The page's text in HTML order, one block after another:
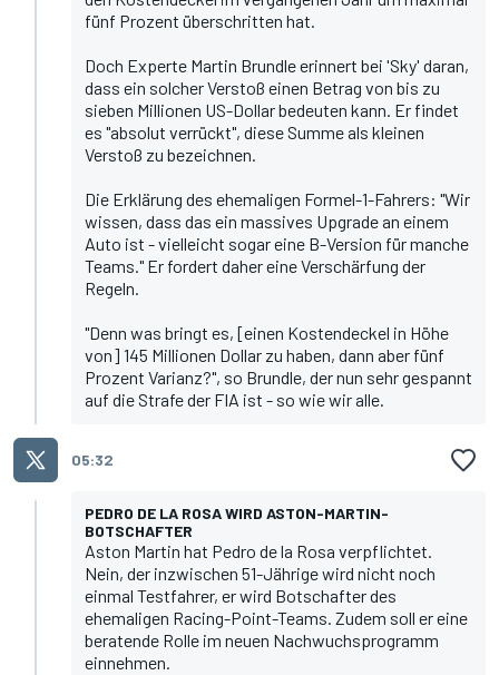
fünf Prozent überschritten hat.
Doch Experte Martin Brundle erinnert bei 'Sky' daran,
dass ein solcher Verstoß einen Betrag von bis zu
sieben Millionen US-Dollar bedeuten kann. Er findet
es "absolut verrückt", diese Summe als kleinen
Verstoß zu bezeichnen.
Die Erklärung des ehemaligen Formel-1-Fahrers: "Wir
wissen, dass das ein massives Upgrade an einem
Auto ist - vielleicht sogar eine B-Version für manche
Teams." Er fordert daher eine Verschärfung der
Regeln.
"Denn was bringt es, [einen Kostendeckel in Höhe
von] 145 Millionen Dollar zu haben, dann aber fünf
Prozent Varianz?", so Brundle, der nun sehr gespannt
auf die Strafe der FIA ist - so wie wir alle.
05:32
PEDRO DE LA ROSA WIRD ASTON-MARTIN-
BOTSCHAFTER
Aston Martin hat Pedro de la Rosa verpflichtet.
Nein, der inzwischen 51-Jährige wird nicht noch
einmal Testfahrer, er wird Botschafter des
ehemaligen Racing-Point-Teams. Zudem soll er eine
beratende Rolle im neuen Nachwuchsprogramm
einnehmen.